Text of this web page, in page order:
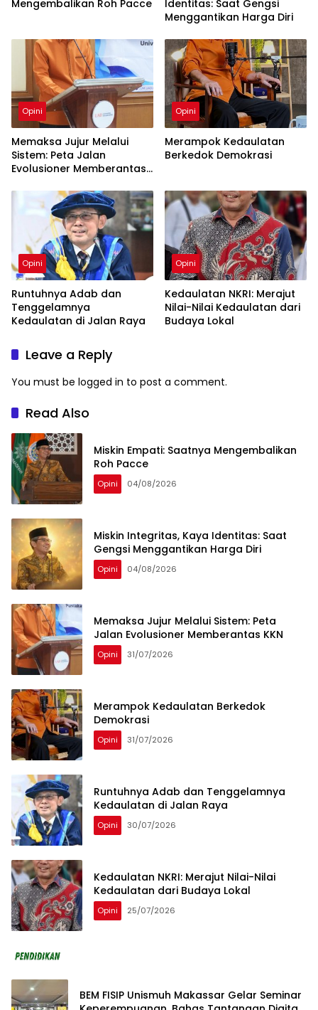
Mengembalikan Roh Pacce
Identitas: Saat Gengsi
Menggantikan Harga Diri
Opini
Memaksa Jujur Melalui
Sistem: Peta Jalan
Evolusioner Memberantas
Opini
Merampok Kedaulatan
Berkedok Demokrasi
Opini
Runtuhnya Adab dan
Tenggelamnya
Kedaulatan di Jalan Raya
Opini
Kedaulatan NKRI: Merajut
Nilai-Nilai Kedaulatan dari
Budaya Lokal
Leave a Reply
You must be logged in to post a comment.
Read Also
Miskin Empati: Saatnya Mengembalikan
Roh Pacce
Opini 04/08/2026
Miskin Integritas, Kaya Identitas: Saat
Gengsi Menggantikan Harga Diri
Opini 04/08/2026
Memaksa Jujur Melalui Sistem: Peta
Jalan Evolusioner Memberantas KKN
Opini 31/07/2026
Merampok Kedaulatan Berkedok
Demokrasi
Opini 31/07/2026
Runtuhnya Adab dan Tenggelamnya
Kedaulatan di Jalan Raya
Opini 30/07/2026
Kedaulatan NKRI: Merajut Nilai-Nilai
Kedaulatan dari Budaya Lokal
Opini 25/07/2026
BEM FISIP Unismuh Makassar Gelar Seminar